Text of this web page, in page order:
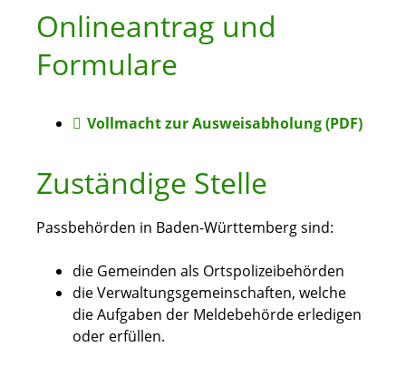
Onlineantrag und
Formulare
Vollmacht zur Ausweisabholung (PDF)
Zuständige Stelle
Passbehörden in Baden-Württemberg sind:
die Gemeinden als Ortspolizeibehörden
die Verwaltungsgemeinschaften, welche
die Aufgaben der Meldebehörde erledigen
oder erfüllen.